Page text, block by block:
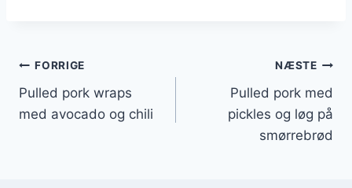
Indlægsnavigation
FORRIGE
Pulled pork wraps
med avocado og chili
NÆSTE
Pulled pork med
pickles og løg på
smørrebrød